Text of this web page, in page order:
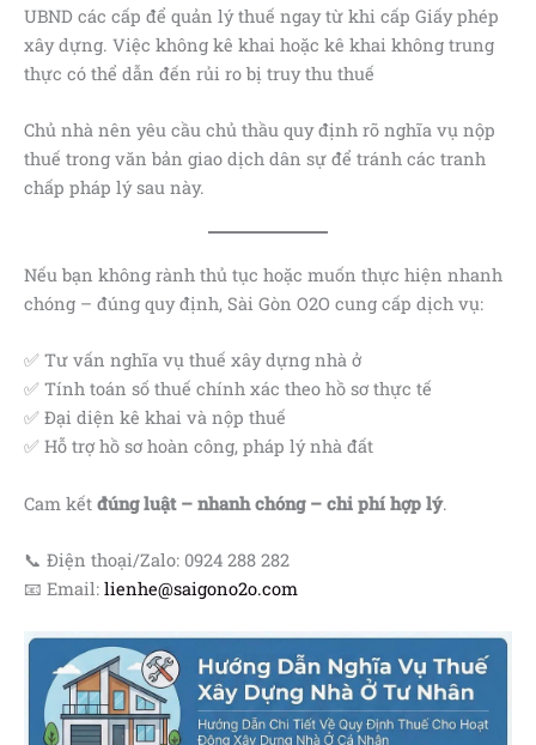
UBND các cấp để quản lý thuế ngay từ khi cấp Giấy phép
xây dựng. Việc không kê khai hoặc kê khai không trung
thực có thể dẫn đến rủi ro bị truy thu thuế
Chủ nhà nên yêu cầu chủ thầu quy định rõ nghĩa vụ nộp
thuế trong văn bản giao dịch dân sự để tránh các tranh
chấp pháp lý sau này.
Nếu bạn không rành thủ tục hoặc muốn thực hiện nhanh
chóng – đúng quy định, Sài Gòn O2O cung cấp dịch vụ:
✅ Tư vấn nghĩa vụ thuế xây dựng nhà ở
✅ Tính toán số thuế chính xác theo hồ sơ thực tế
✅ Đại diện kê khai và nộp thuế
✅ Hỗ trợ hồ sơ hoàn công, pháp lý nhà đất
Cam kết đúng luật – nhanh chóng – chi phí hợp lý.
📞 Điện thoại/Zalo: 0924 288 282
📧 Email: lienhe@saigono2o.com